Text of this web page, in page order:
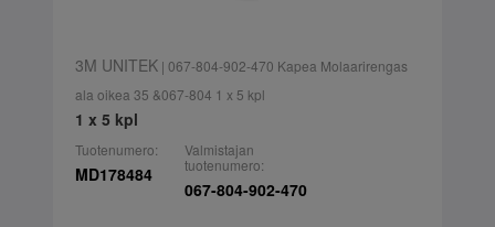
3M UNITEK| 067-804-902-470 Kapea Molaarirengas
ala oikea 35 &067-804 1 x 5 kpl
1 x 5 kpl
Tuotenumero:
MD178484
Valmistajan
tuotenumero:
067-804-902-470